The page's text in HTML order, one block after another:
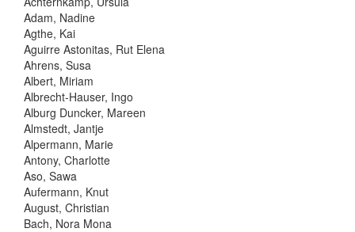
Adam, Nadine
Agthe, Kai
Aguirre Astonitas, Rut Elena
Ahrens, Susa
Albert, Miriam
Albrecht-Hauser, Ingo
Alburg Duncker, Mareen
Almstedt, Jantje
Alpermann, Marie
Antony, Charlotte
Aso, Sawa
Aufermann, Knut
August, Christian
Bach, Nora Mona